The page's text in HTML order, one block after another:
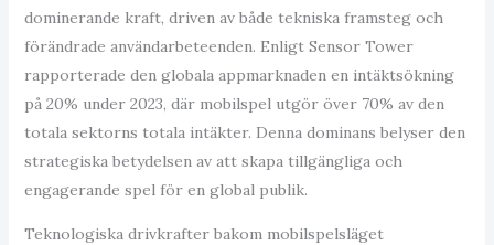
dominerande kraft, driven av både tekniska framsteg och
förändrade användarbeteenden. Enligt Sensor Tower
rapporterade den globala appmarknaden en intäktsökning
på 20% under 2023, där mobilspel utgör över 70% av den
totala sektorns totala intäkter. Denna dominans belyser den
strategiska betydelsen av att skapa tillgängliga och
engagerande spel för en global publik.
Teknologiska drivkrafter bakom mobilspelsläget